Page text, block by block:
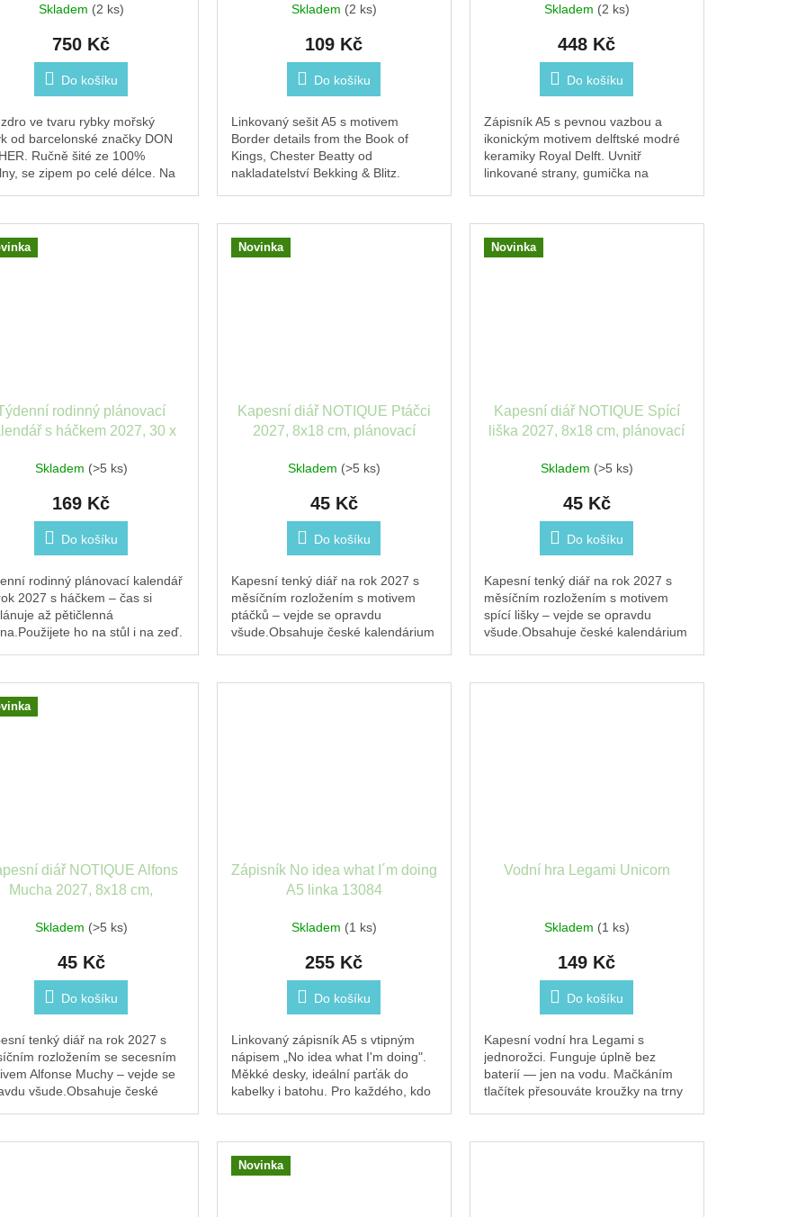
Skladem (2 ks)
750 Kč
Do košíku
ve tvaru rybky mořský
od barcelonské značky DON
Ručně šité ze 100%
se zipem po celé délce. Na
Skladem (2 ks)
109 Kč
Do košíku
Linkovaný sešit A5 s motivem
Border details from the Book of
Kings, Chester Beatty od
nakladatelství Bekking & Blitz.
Skladem (2 ks)
448 Kč
Do košíku
Zápisník A5 s pevnou vazbou a
ikonickým motivem delftské modré
keramiky Royal Delft. Uvnitř
linkované strany, gumička na
rodinný plánovací
s háčkem 2027, 30 x
Skladem (>5 ks)
169 Kč
Do košíku
rodinný plánovací kalendář
2027 s háčkem – čas si
až pětičlenná
ho na stůl i na zeď.
Novinka
Kapesní diář NOTIQUE Ptáčci
2027, 8x18 cm, plánovací
Skladem (>5 ks)
45 Kč
Do košíku
Kapesní tenký diář na rok 2027 s
měsíčním rozložením s motivem
ptáčků – vejde se opravdu
všude.Obsahuje české kalendárium
Novinka
Kapesní diář NOTIQUE Spící
liška 2027, 8x18 cm, plánovací
Skladem (>5 ks)
45 Kč
Do košíku
Kapesní tenký diář na rok 2027 s
měsíčním rozložením s motivem
spící lišky – vejde se opravdu
všude.Obsahuje české kalendárium
diář NOTIQUE Alfons
Mucha 2027, 8x18 cm,
Skladem (>5 ks)
45 Kč
Do košíku
tenký diář na rok 2027 s
rozložením se secesním
Alfonse Muchy – vejde se
všude.Obsahuje české
Zápisník No idea what I´m doing
A5 linka 13084
Skladem (1 ks)
255 Kč
Do košíku
Linkovaný zápisník A5 s vtipným
nápisem „No idea what I'm doing".
Měkké desky, ideální parťák do
kabelky i batohu. Pro každého, kdo
Vodní hra Legami Unicorn
Skladem (1 ks)
149 Kč
Do košíku
Kapesní vodní hra Legami s
jednorožci. Funguje úplně bez
baterií — jen na vodu. Mačkáním
tlačítek přesouváte kroužky na trny
Novinka